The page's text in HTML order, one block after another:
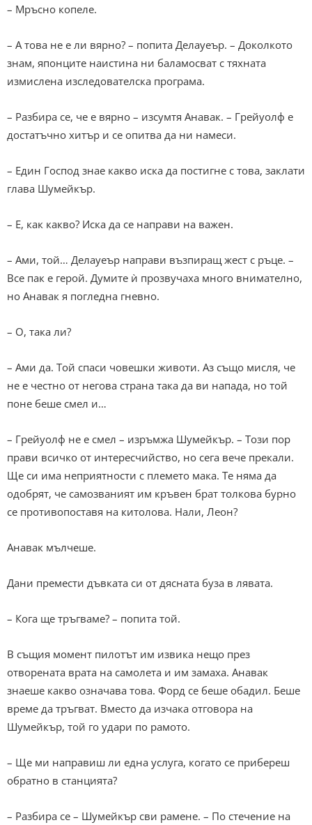
– Мръсно копеле.
– А това не е ли вярно? – попита Делауеър. – Доколкото
знам, японците наистина ни баламосват с тяхната
измислена изследователска програма.
– Разбира се, че е вярно – изсумтя Анавак. – Грейуолф е
достатъчно хитър и се опитва да ни намеси.
– Един Господ знае какво иска да постигне с това, заклати
глава Шумейкър.
– Е, как какво? Иска да се направи на важен.
– Ами, той… Делауеър направи възпиращ жест с ръце. –
Все пак е герой. Думите ѝ прозвучаха много внимателно,
но Анавак я погледна гневно.
– О, така ли?
– Ами да. Той спаси човешки животи. Аз също мисля, че
не е честно от негова страна така да ви напада, но той
поне беше смел и…
– Грейуолф не е смел – изръмжа Шумейкър. – Този пор
прави всичко от интересчийство, но сега вече прекали.
Ще си има неприятности с племето мака. Те няма да
одобрят, че самозваният им кръвен брат толкова бурно
се противопоставя на китолова. Нали, Леон?
Анавак мълчеше.
Дани премести дъвката си от дясната буза в лявата.
– Кога ще тръгваме? – попита той.
В същия момент пилотът им извика нещо през
отворената врата на самолета и им замаха. Анавак
знаеше какво означава това. Форд се беше обадил. Беше
време да тръгват. Вместо да изчака отговора на
Шумейкър, той го удари по рамото.
– Ще ми направиш ли една услуга, когато се прибереш
обратно в станцията?
– Разбира се – Шумейкър сви рамене. – По стечение на